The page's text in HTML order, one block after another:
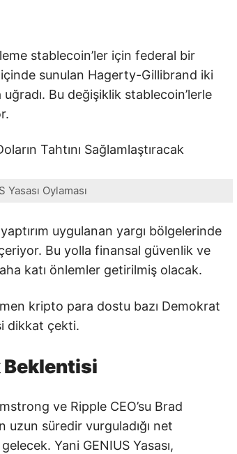
stablecoin’ler için federal bir
sunulan Hagerty-Gillibrand iki
Bu değişiklik stablecoin’lerle
Yasası Oylaması
uygulanan yargı bölgelerinde
Bu yolla finansal güvenlik ve
katı önlemler getirilmiş olacak.
kripto para dostu bazı Demokrat
dikkat çekti.
Beklentisi
ve Ripple CEO’su Brad
süredir vurguladığı net
Yani GENIUS Yasası,